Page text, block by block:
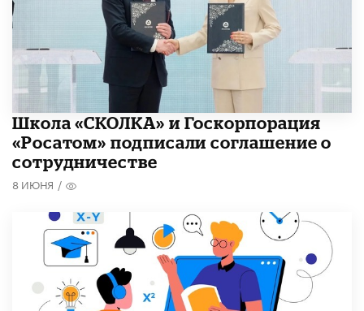
Школа «СКОЛКА» и Госкорпорация
«Росатом» подписали соглашение о
сотрудничестве
8 ИЮНЯ /